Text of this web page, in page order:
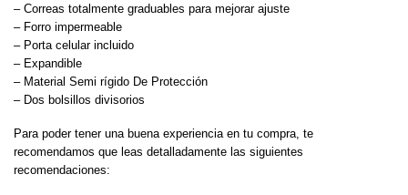
– Correas totalmente graduables para mejorar ajuste
– Forro impermeable
– Porta celular incluido
– Expandible
– Material Semi rígido De Protección
– Dos bolsillos divisorios
Para poder tener una buena experiencia en tu compra, te
recomendamos que leas detalladamente las siguientes
recomendaciones: